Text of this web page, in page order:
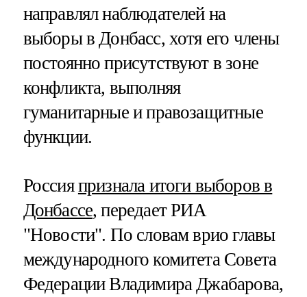
направлял наблюдателей на
выборы в Донбасс, хотя его члены
постоянно присутствуют в зоне
конфликта, выполняя
гуманитарные и правозащитные
функции.
Россияпризнала итоги выборов в
Донбассе, передает РИА
"Новости". По словам врио главы
международного комитета Совета
Федерации Владимира Джабарова,